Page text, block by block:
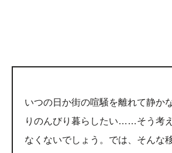
いつの日か街の喧騒を離れて静か
りのんびり暮らしたい……そう考
なくないでしょう。では、そんな